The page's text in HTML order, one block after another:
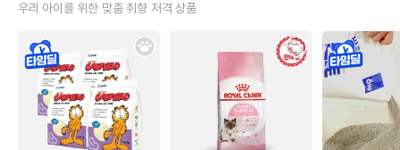
우리 아이를 위한 맞춤 취향 저격 상품